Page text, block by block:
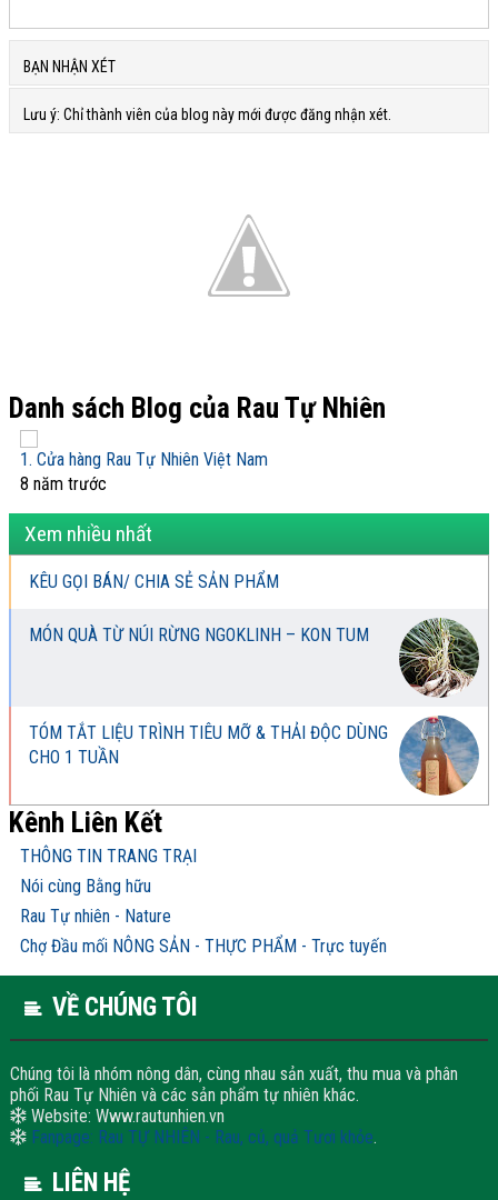
BẠN NHẬN XÉT
Lưu ý: Chỉ thành viên của blog này mới được đăng nhận xét.
Danh sách Blog của Rau Tự Nhiên
1. Cửa hàng Rau Tự Nhiên Việt Nam
8 năm trước
Xem nhiều nhất
KÊU GỌI BÁN/ CHIA SẺ SẢN PHẨM
MÓN QUÀ TỪ NÚI RỪNG NGOKLINH – KON TUM
TÓM TẮT LIỆU TRÌNH TIÊU MỠ & THẢI ĐỘC DÙNG
CHO 1 TUẦN
Kênh Liên Kết
THÔNG TIN TRANG TRẠI
Nói cùng Bằng hữu
Rau Tự nhiên - Nature
Chợ Đầu mối NÔNG SẢN - THỰC PHẨM - Trực tuyến
VỀ CHÚNG TÔI
Chúng tôi là nhóm nông dân, cùng nhau sản xuất, thu mua và phân
phối Rau Tự Nhiên và các sản phẩm tự nhiên khác.
Website: Www.rautunhien.vn
Fanpage: Rau TỰ NHIÊN - Rau, củ, quả Tươi khỏe.
LIÊN HỆ